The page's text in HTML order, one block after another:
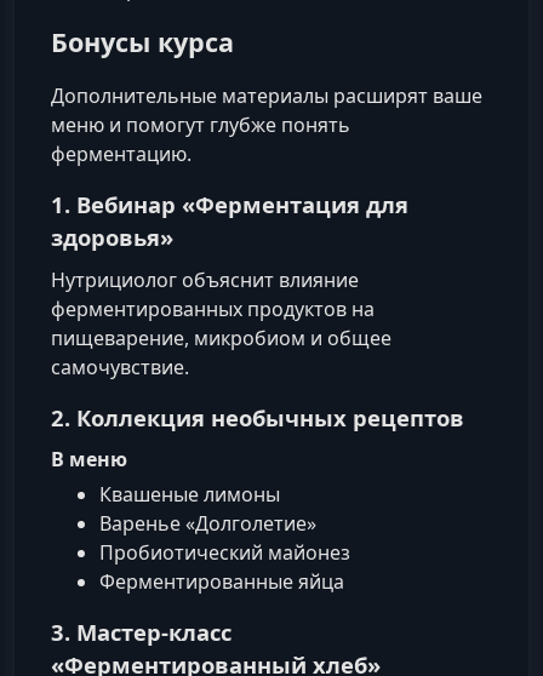
Бонусы курса
Дополнительные материалы расширят ваше
меню и помогут глубже понять
ферментацию.
1. Вебинар «Ферментация для
здоровья»
Нутрициолог объяснит влияние
ферментированных продуктов на
пищеварение, микробиом и общее
самочувствие.
2. Коллекция необычных рецептов
В меню
Квашеные лимоны
Варенье «Долголетие»
Пробиотический майонез
Ферментированные яйца
3. Мастер‑класс
«Ферментированный хлеб»